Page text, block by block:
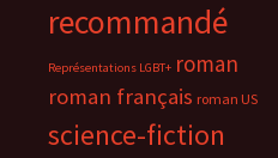
recommandé
Représentations LGBT+ roman
roman français roman US
science-fiction